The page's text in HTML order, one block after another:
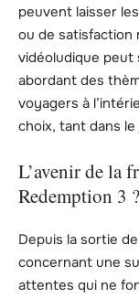
peuvent laisser
ou de satisfaction
vidéoludique peut
abordant des
voyagers à
choix, tant dans
L’avenir de la
Redemption 3 ?
Depuis la sortie
concernant une
attentes qui ne